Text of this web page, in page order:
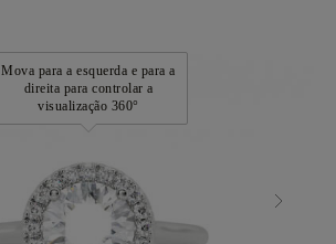
Mova para a esquerda e para a
direita para controlar a
visualização 360°